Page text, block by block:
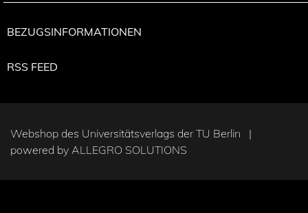
BEZUGSINFORMATIONEN
RSS FEED
Webshop des Universitätsverlags der TU Berlin |
powered by ALLEGRO SOLUTIONS